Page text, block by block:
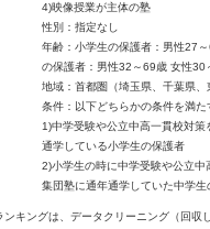
4)映像授業が主体の塾
性別：指定なし
年齢：小学生の保護者：男性27
の保護者：男性32～69歳 女性30
地域：首都圏（埼玉県、千葉県、
条件：以下どちらかの条件を満た
1)中学受験や公立中高一貫校対
通学している小学生の保護者
2)小学生の時に中学受験や公立
集団塾に通年通学していた中学生
キングは、データクリーニング（回収